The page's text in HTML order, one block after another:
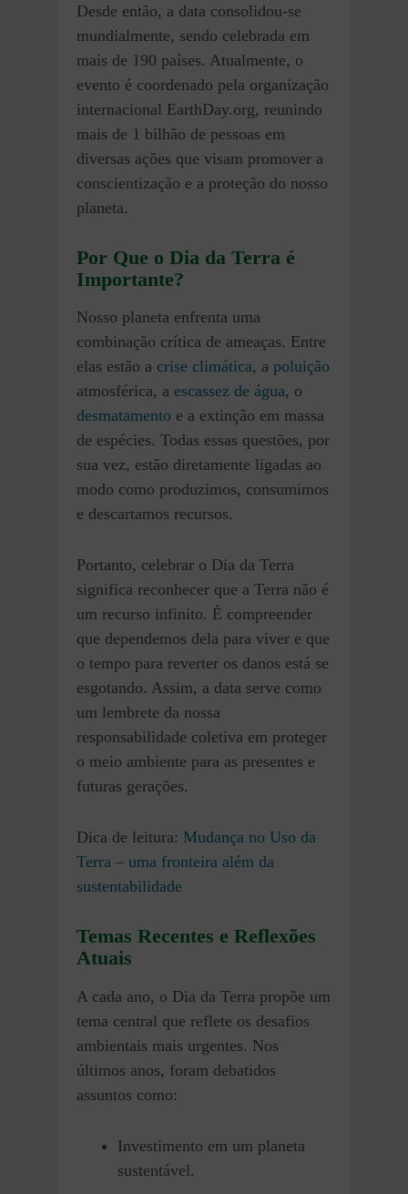
Desde então, a data consolidou-se
mundialmente, sendo celebrada em
mais de 190 países. Atualmente, o
evento é coordenado pela organização
internacional EarthDay.org, reunindo
mais de 1 bilhão de pessoas em
diversas ações que visam promover a
conscientização e a proteção do nosso
planeta.
Por Que o Dia da Terra é
Importante?
Nosso planeta enfrenta uma
combinação crítica de ameaças. Entre
elas estão a crise climática, a poluição
atmosférica, a escassez de água, o
desmatamento e a extinção em massa
de espécies. Todas essas questões, por
sua vez, estão diretamente ligadas ao
modo como produzimos, consumimos
e descartamos recursos.
Portanto, celebrar o Dia da Terra
significa reconhecer que a Terra não é
um recurso infinito. É compreender
que dependemos dela para viver e que
o tempo para reverter os danos está se
esgotando. Assim, a data serve como
um lembrete da nossa
responsabilidade coletiva em proteger
o meio ambiente para as presentes e
futuras gerações.
Dica de leitura: Mudança no Uso da
Terra – uma fronteira além da
sustentabilidade
Temas Recentes e Reflexões
Atuais
A cada ano, o Dia da Terra propõe um
tema central que reflete os desafios
ambientais mais urgentes. Nos
últimos anos, foram debatidos
assuntos como:​
Investimento em um planeta
sustentável.​